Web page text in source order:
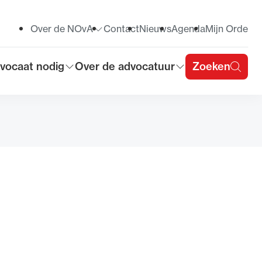
submenu voor
nodig
Toon submenu voor
Over de advocatuur Zoeken
Toon submenu voor
Over de NOvA ContactNieuwsAgendaMijn Orde